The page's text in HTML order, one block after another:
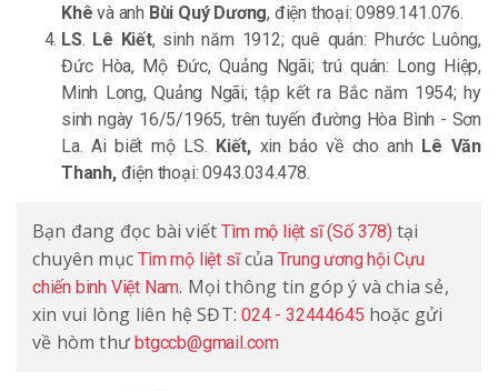
Khêvà anh Bùi Quý Dương, điện thoại: 0989.141.076.
LS. Lê Kiết, sinh năm 1912; quê quán: Phước Luông,
Đức Hòa, Mộ Đức, Quảng Ngãi; trú quán: Long Hiệp,
Minh Long, Quảng Ngãi; tập kết ra Bắc năm 1954; hy
sinh ngày 16/5/1965, trên tuyến đường Hòa Bình - Sơn
La. Ai biết mộ LS. Kiết, xin báo về cho anh Lê Văn
Thanh, điện thoại: 0943.034.478.
Bạn đang đọc bài viếtTìm mộ liệt sĩ (Số 378)tại
chuyên mụcTìm mộ liệt sĩcủaTrung ương hội Cựu
chiến binh Việt Nam. Mọi thông tin góp ý và chia sẻ,
xin vui lòng liên hệ SĐT:024 - 32444645 hoặc gửi
về hòm thưbtgccb@gmail.com